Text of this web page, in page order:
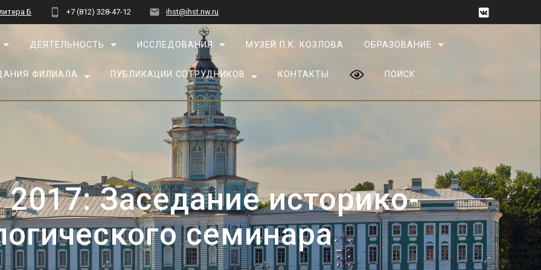
Б +7 (812) 328-47-12 ihst@ihst.nw.ru
ДЕЯТЕЛЬНОСТЬ ИССЛЕДОВАНИЯ МУЗЕЙ П.К. КОЗЛОВА ОБРАЗОВАНИЕ
ФИЛИАЛА ПУБЛИКАЦИИ СОТРУДНИКОВ КОНТАКТЫ ПОИСК
Заседание историко-
семинара